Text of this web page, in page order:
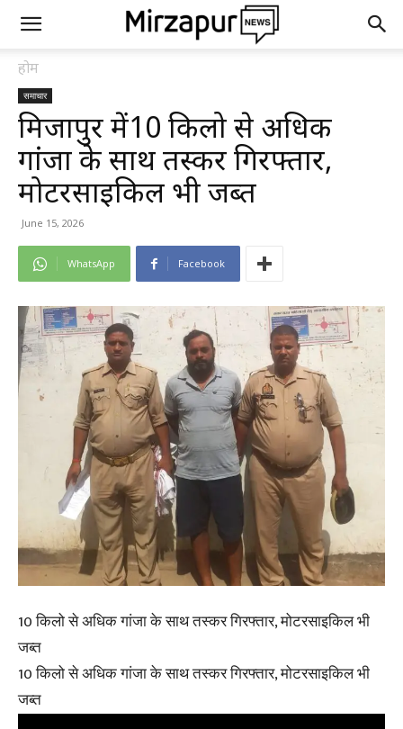
होम
समाचार
मिर्जापुर में10 किलो से अधिक
गांजा के साथ तस्कर गिरफ्तार,
मोटरसाइकिल भी जब्त
June 15, 2026
WhatsApp Facebook
10 किलो से अधिक गांजा के साथ तस्कर गिरफ्तार, मोटरसाइकिल भी
जब्त
10 किलो से अधिक गांजा के साथ तस्कर गिरफ्तार, मोटरसाइकिल भी
जब्त